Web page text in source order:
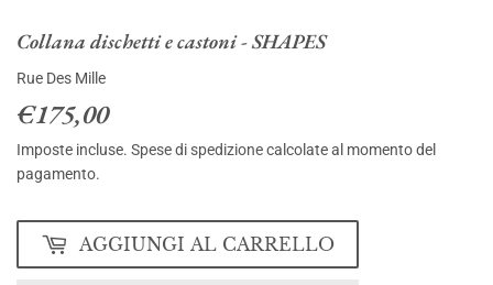
Collana dischetti e castoni - SHAPES
Rue Des Mille
€175,00€175,00
Imposte incluse. Spese di spedizionecalcolate al momento del
pagamento.
AGGIUNGI AL CARRELLO